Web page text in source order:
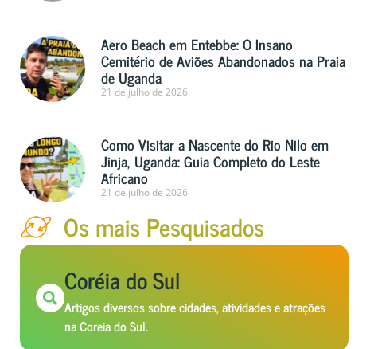
Aero Beach em Entebbe: O Insano
Cemitério de Aviões Abandonados na Praia
de Uganda
21 de julho de 2026
Como Visitar a Nascente do Rio Nilo em
Jinja, Uganda: Guia Completo do Leste
Africano
21 de julho de 2026
Os mais Pesquisados
Coréia do Sul
Artigos diversos sobre cidades, atividades e atrações
na Coreia do Sul.